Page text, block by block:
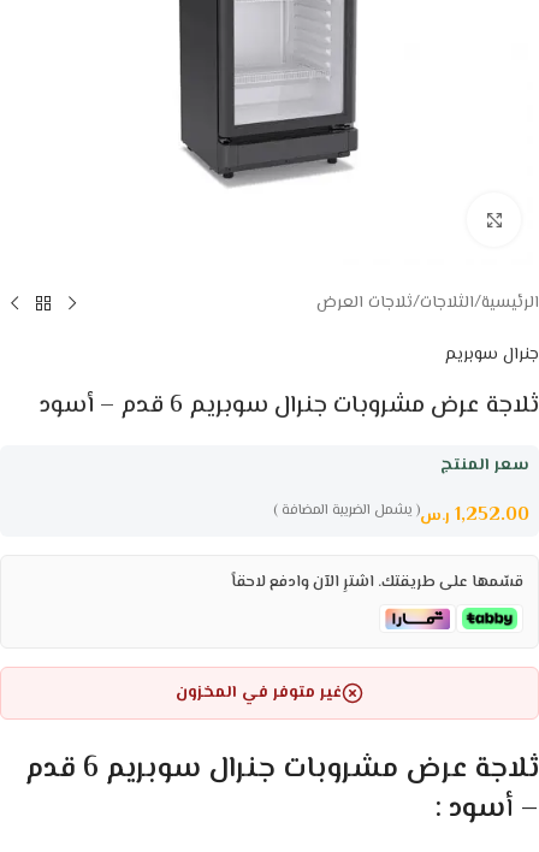
الرئيسية/الثلاجات/ثلاجات العرض
جنرال سوبريم
ثلاجة عرض مشروبات جنرال سوبريم 6 قدم – أسود
سعر المنتج
( يشمل الضريبة المضافة ) 1,252.00 ر.س
قسّمها على طريقتك. اشترِ الآن وادفع لاحقاً
غير متوفر في المخزون
ثلاجة عرض مشروبات جنرال سوبريم 6 قدم
– أسود :